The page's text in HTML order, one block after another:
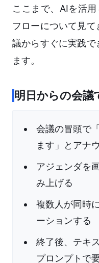
ここまで、AIを活
フローについて見
議からすぐに実践で
ます。
明日からの会議
会議の冒頭で
ます」とアナ
アジェンダを
み上げる
複数人が同時
ーションする
終了後、テキ
プロンプトで